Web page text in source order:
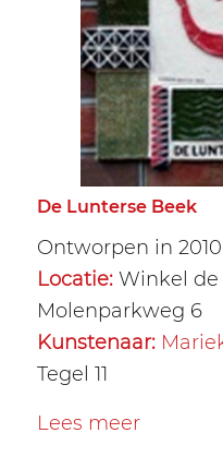
De Lunterse Beek
Ontworpen in 2010
Locatie:Winkel de
Molenparkweg 6
Kunstenaar:
Tegel 11
Lees meer